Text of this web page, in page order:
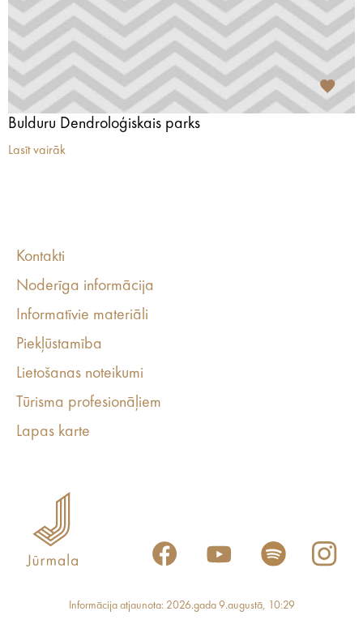
Bulduru Dendroloģiskais parks
Lasīt vairāk
Kontakti
Noderīga informācija
Informatīvie materiāli
Piekļūstamība
Lietošanas noteikumi
Tūrisma profesionāļiem
Lapas karte
Informācija atjaunota: 2026.gada 9.augustā, 10:29